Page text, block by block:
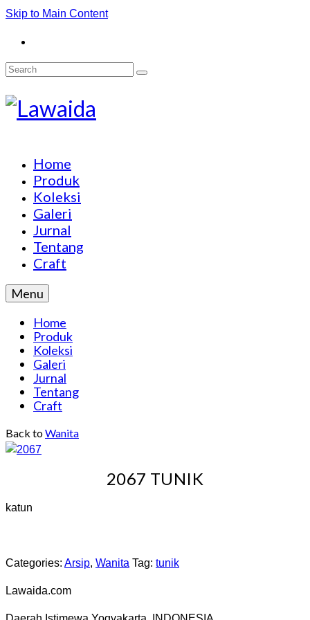
Skip to Main Content
Search
Home
Produk
Koleksi
Galeri
Jurnal
Tentang
Craft
Menu
Home
Produk
Koleksi
Galeri
Jurnal
Tentang
Craft
Back toWanita
2067 TUNIK
katun
Categories: Arsip, Wanita Tag: tunik
Lawaida.com